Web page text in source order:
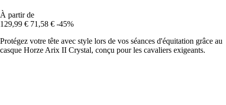
À partir de
129,99 € 71,58 € -45%
Protégez votre tête avec style lors de vos séances d'équitation grâce au
casque Horze Arix II Crystal, conçu pour les cavaliers exigeants.